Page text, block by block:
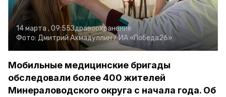
14 марта , 09:55Здравоохранение
Фото: Дмитрий Ахмадуллин / ИА «Победа26»
Мобильные медицинские бригады
обследовали более 400 жителей
Минераловодского округа с начала года. Об